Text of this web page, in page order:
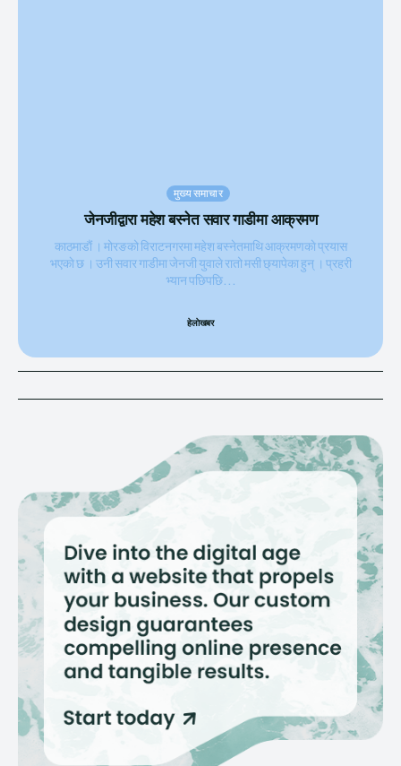
मुख्य समाचार
जेनजीद्वारा महेश बस्नेत सवार गाडीमा आक्रमण
काठमाडाैं । मोरङको विराटनगरमा महेश बस्नेतमाथि आक्रमणकाे प्रयास
भएकाे छ । उनी सवार गाडीमा जेनजी युवाले रातो मसी छ्यापेका हुन् । प्रहरी
भ्यान पछिपछि...
हेलाेखबर